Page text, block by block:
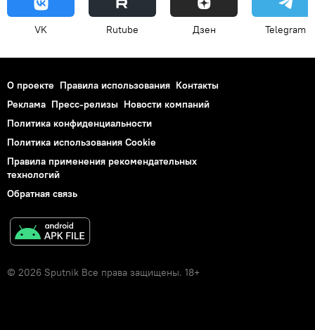
VK Rutube Дзен Telegram
О проекте Правила использования Контакты
Реклама Пресс-релизы Новости компаний
Политика конфиденциальности
Политика использования Cookie
Правила применения рекомендательных
технологий
Обратная связь
© 2026 Sputnik Все права защищены. 18+